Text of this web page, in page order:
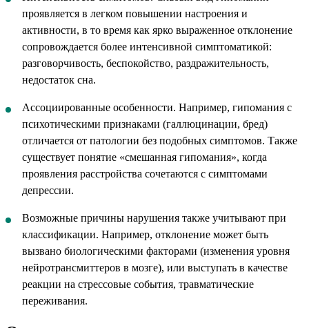
проявляется в легком повышении настроения и
активности, в то время как ярко выраженное отклонение
сопровождается более интенсивной симптоматикой:
разговорчивость, беспокойство, раздражительность,
недостаток сна.
Ассоциированные особенности. Например, гипомания с
психотическими признаками (галлюцинации, бред)
отличается от патологии без подобных симптомов. Также
существует понятие «смешанная гипомания», когда
проявления расстройства сочетаются с симптомами
депрессии.
Возможные причины нарушения также учитывают при
классификации. Например, отклонение может быть
вызвано биологическими факторами (изменения уровня
нейротрансмиттеров в мозге), или выступать в качестве
реакции на стрессовые события, травматические
переживания.